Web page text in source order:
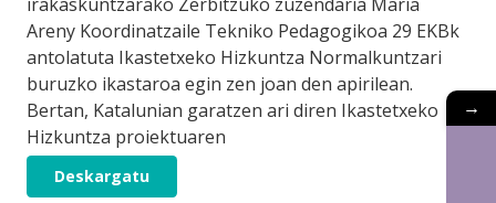
Areny Koordinatzaile Tekniko Pedagogikoa 29 EKBk
antolatuta Ikastetxeko Hizkuntza Normalkuntzari
buruzko ikastaroa egin zen joan den apirilean.
Bertan, Katalunian garatzen ari diren Ikastetxeko
Hizkuntza proiektuaren
Deskargatu
→